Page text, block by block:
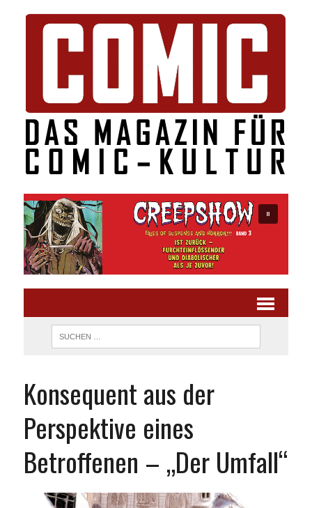
Konsequent aus der
Perspektive eines
Betroffenen – „Der Umfall“